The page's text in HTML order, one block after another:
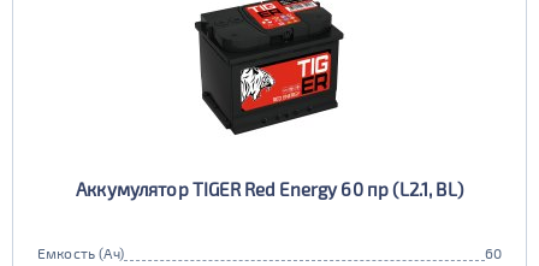
Аккумулятор TIGER Red Energy 60 пр (L2.1, BL)
Емкость (Ач)
60